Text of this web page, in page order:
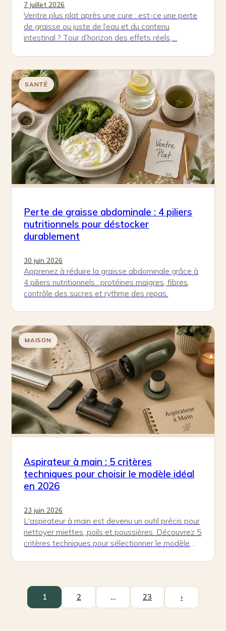
7 juillet 2026
Ventre plus plat après une cure : est-ce une perte
de graisse ou juste de l’eau et du contenu
intestinal ? Tour d’horizon des effets réels,…
SANTÉ
Perte de graisse abdominale : 4 piliers
nutritionnels pour déstocker
durablement
30 juin 2026
Apprenez à réduire la graisse abdominale grâce à
4 piliers nutritionnels : protéines maigres, fibres,
contrôle des sucres et rythme des repas.
MAISON
Aspirateur à main : 5 critères
techniques pour choisir le modèle idéal
en 2026
23 juin 2026
L'aspirateur à main est devenu un outil précis pour
nettoyer miettes, poils et poussières. Découvrez 5
critères techniques pour sélectionner le modèle
1 2 … 23 ›